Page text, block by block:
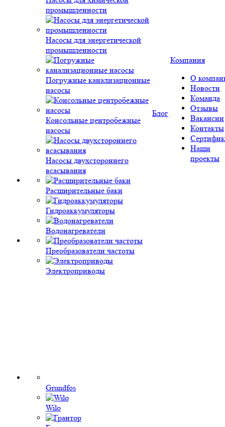
промышленности
Насосы для энергетической
промышленности
Погружные канализационные
насосы
Консольные центробежные
насосы
Насосы двухстороннего
всасывания
Расширительные баки
Гидроаккумуляторы
Водонагреватели
Преобразователи частоты
Электроприводы
Grundfos
Wilo
Блог
Компания
О
Новости
Команда
Отзывы
Вакансии
Контакты
Наши
проекты